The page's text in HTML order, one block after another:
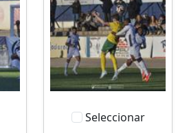
Seleccionar